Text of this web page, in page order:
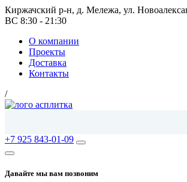
Киржачский р-н, д. Мележа, ул.
ВС 8:30 - 21:30
О компании
Проекты
Доставка
Контакты
/
+7 925 843-01-09
Давайте мы вам позвоним